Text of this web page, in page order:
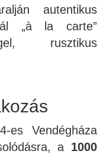
autentikus
„à la carte”
rusztikus
es Vendégháza
a 1000